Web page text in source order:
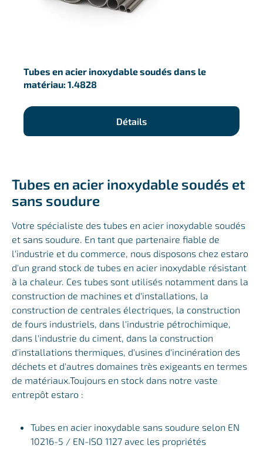
Tubes en acier inoxydable soudés dans le
matériau: 1.4828
Détails
Tubes en acier inoxydable soudés et
sans soudure
Votre spécialiste des tubes en acier inoxydable soudés
et sans soudure. En tant que partenaire fiable de
l'industrie et du commerce, nous disposons chez estaro
d'un grand stock de tubes en acier inoxydable résistant
à la chaleur. Ces tubes sont utilisés notamment dans la
construction de machines et d'installations, la
construction de centrales électriques, la construction
de fours industriels, dans l'industrie pétrochimique,
dans l'industrie du ciment, dans la construction
d'installations thermiques, d'usines d'incinération des
déchets et d'autres domaines très exigeants en termes
de matériaux.Toujours en stock dans notre vaste
entrepôt estaro :
Tubes en acier inoxydable sans soudure selon EN
10216-5 / EN-ISO 1127 avec les propriétés